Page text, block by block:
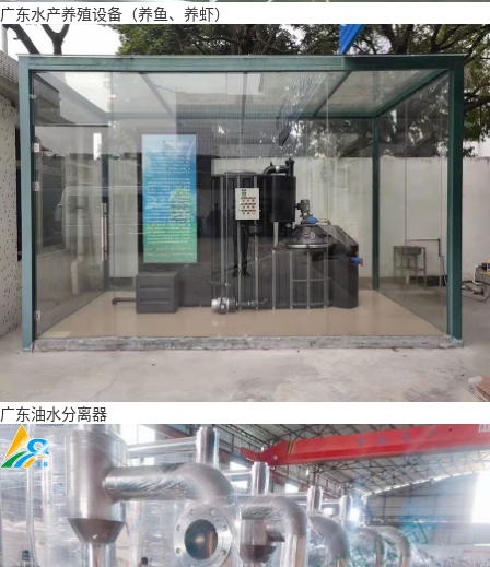
广东水产养殖设备（养鱼、养虾）
广东油水分离器